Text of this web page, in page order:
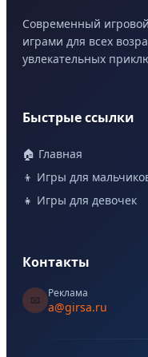
Современный
играми для всех
увлекательных
Быстрые ссылки
🏠 Главная
👦 Игры для
👧 Игры для девочек
Контакты
📧
Реклама
a@girsa.ru